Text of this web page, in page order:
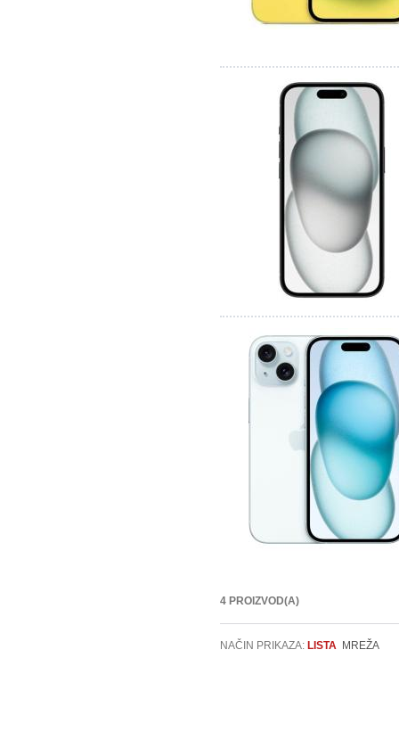
4 PROIZVOD(A)
NAČIN PRIKAZA: LISTA MREŽA